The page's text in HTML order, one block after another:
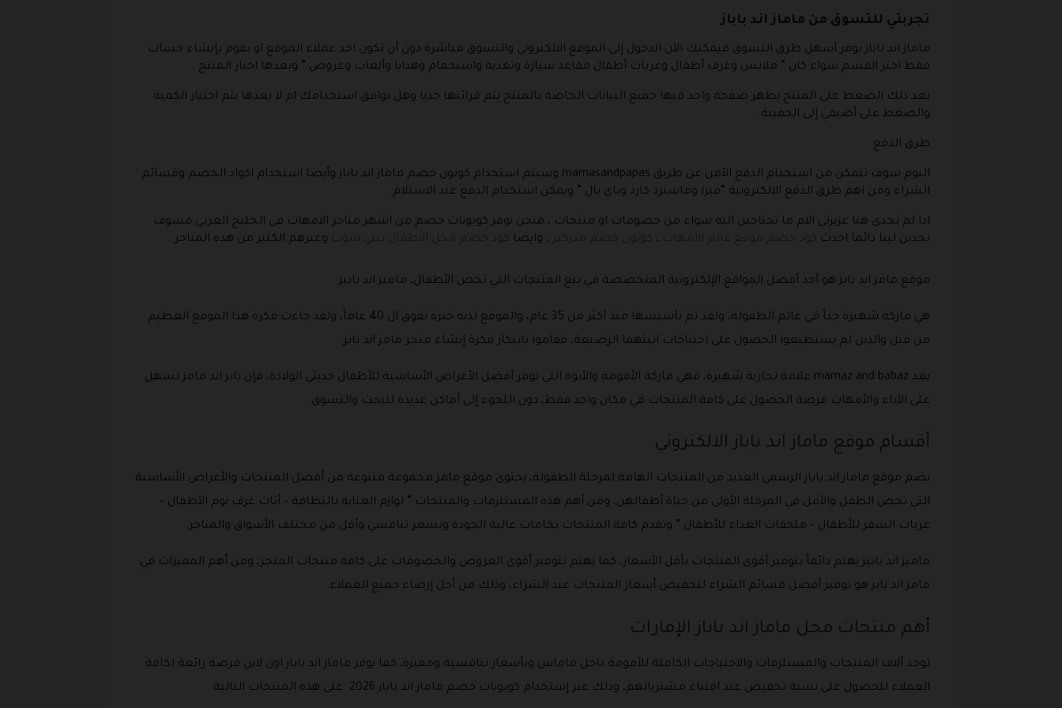
تجربتي للتسوق من ماماز اند باباز
ماماز اند باباز توفر أسهل طرق التسوق فيمكنك الآن الدخول إلى الموقع الالكتروني والتسوق مباشرة دون أن تكون احد عملاء الموقع او تقوم بإنشاء حساب
فقط اختر القسم سواء كان ” ملابس وغرف أطفال وعربات أطفال مقاعد سيارة وتغذية واستحمام وهدايا وألعاب وعروض ” وبعدها اختار المنتج .
بعد ذلك الضغط على المنتج يظهر صفحة واحد فيها جميع البيانات الخاصة بالمنتج يتم قرائتها جديا وهل توافق استخدامك ام لا بعدها يتم اختيار الكمية
والضغط على أضيفي إلى الحقيبة .
طرق الدفع
اليوم سوف تتمكن من استخدام الدفع الآمن عن طريق mamasandpapas وسيتم استخدام كوبون خصم ماماز اند بابازوأيضا استخدام اكواد الخصم وقسائم
الشراء ومن اهم طرق الدفع الالكترونية “فيزا وماسترد كارد وباي بال ” ويمكن استخدام الدفع عند الاستلام .
اذا لم تجدى هنا عزيزتى الام ما تحتاجين اليه سواء من خصومات او منتجات ، فنحن نوفر كوبونات خصم من اشهر متاجر الامهات فى الخليج العربي فسوف
تجدين لينا دائما احدث كود خصم موقع عالم الامهات ، كوبون خصم مذركير ، وايضا كود خصم محل الاطفال بيبي شوب وغيرهم الكثير من هذه المتاجر .
موقع مامز اند بابز هو أحد أفضل المواقع الإلكترونية المتخصصة في بيع المنتجات التي تخص الأطفال، ماميز اند بابيز
هي ماركة شهيرة جداً في عالم الطفولة، ولقد تم تأسيسها منذ أكثر من 35 عام، والموقع لديه خبرة تفوق ال 40 عاماً، ولقد جاءت فكرة هذا الموقع العظيم
من قبل والدين لم يستطيعوا الحصول على احتياجات ابنتهما الرضيعة، فقاموا بابتكار فكرة إنشاء متجر مامز اند بابز.
يعد mamaz and babaz علامة تجارية شهيرة، فهي ماركة الأمومة والأبوة التي توفر أفضل الأغراض الأساسية للأطفال حديثي الولادة، فإن بابز اند مامز تسهل
على الآباء والأمهات فرصة الحصول على كافة المنتجات في مكان واحد فقط، دون اللجوء إلى أماكن عديدة للبحث والتسوق.
أقسام موقع ماماز اند باباز الالكتروني
يضم موقع ماماز اند باباز الرسمي العديد من المنتجات الهامة لمرحلة الطفولة، يحتوى موقع مامز مجموعة متنوعة من أفضل المنتجات والأغراض الأساسية
التي تخص الطفل والأمل في المرحلة الأولى من حياة أطفالهن، ومن أهم هذه المستلزمات والمنتجات ” لوازم العناية بالنظافة – أثاث غرف نوم الأطفال –
عربات السفر للأطفال – ملحقات الغذاء للأطفال ” وتقدم كافة المنتجات بخامات عالية الجودة وبسعر تنافسي وأقل من مختلف الأسواق والمتاجر.
ماميز اند بابيز يهتم دائماً بتوفير أقوى المنتجات بأقل الأسعار، كما يهتم بتوفير أقوى العروض والخصومات على كافة منتجات المتجر، ومن أهم المميزات في
مامز اند بابز هو توفير أفضل قسائم الشراء لتخفيض أسعار المنتجات عند الشراء، وذلك من أجل إرضاء جميع العملاء.
أهم منتجات محل ماماز اند باباز الإمارات
توجد آلاف المنتجات والمستلزمات والاحتياجات الكاملة للأمومة داخل ماماس وبأسعار تنافسية ومميزة، كما يوفر ماماز اند باباز اون لاين فرصة رائعة لكافة
العملاء للحصول على نسبة تخفيض عند اقتناء مشترياتهم، وذلك عبر إستخدام كوبونات خصم ماماز اند باباز 2026 على هذه المنتجات التالية: